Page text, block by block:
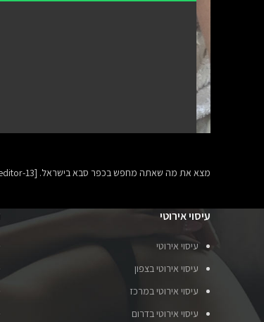
מצא את מה שאתה מחפש בכפר סבא בישראל. [do_widget id=sow-editor-13]
עיסוי אירוטי
עיסוי אירוטי
עיסוי אירוטי בצפון
עיסוי אירוטי במרכז
עיסוי אירוטי בדרום